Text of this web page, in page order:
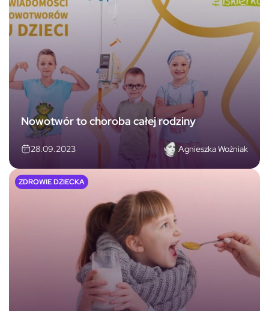
Nowotwór to choroba całej rodziny
28.09.2023 Agnieszka Woźniak
ZDROWIE DZIECKA